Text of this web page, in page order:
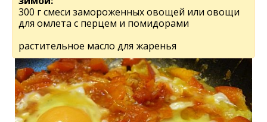
300 г смеси замороженных овощей или овощи
для омлета с перцем и помидорами
растительное масло для жаренья